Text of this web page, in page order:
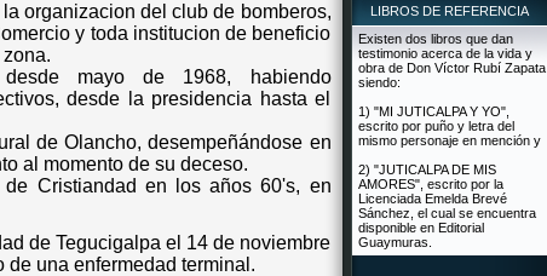
organizacion del club de bomberos,
y toda institucion de beneficio
mayo de 1968, habiendo
desde la presidencia hasta el
de Olancho, desempeñándose en
al momento de su deceso.
Cristiandad en los años 60's, en
de Tegucigalpa el 14 de noviembre
una enfermedad terminal.
LIBROS DE REFERENCIA
Existen dos libros que dan
testimonio acerca de la vida y
obra de Don Víctor Rubí Zapata
siendo:
1) "MI JUTICALPA Y YO",
escrito por puño y letra del
mismo personaje en mención y
2) "JUTICALPA DE MIS
AMORES", escrito por la
Licenciada Emelda Brevé
Sánchez, el cual se encuentra
disponible en Editorial
Guaymuras.